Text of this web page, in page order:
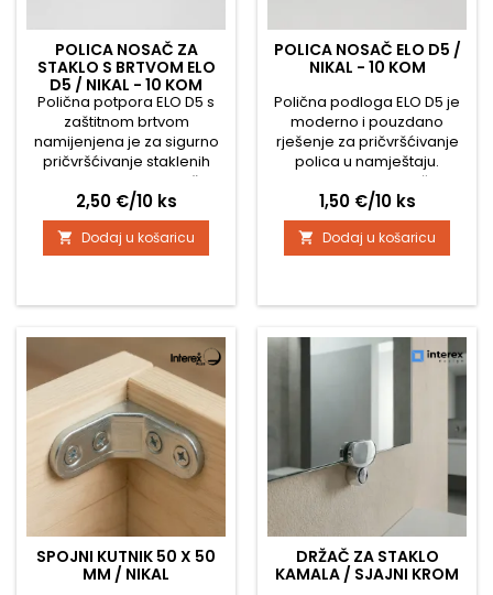
POLICA NOSAČ ZA
STAKLO S BRTVOM ELO
D5 / NIKAL - 10 KOM
Polična potpora ELO D5 s
zaštitnom brtvom
namijenjena je za sigurno
pričvršćivanje staklenih
polica. Mekana brtva štiti
staklo od ogrebotina,
povećava njegovu
stabilnost i pomaže
spriječiti neželjeno
brtve obično koriste za
poboljšanje njihovog
pričvršćivanja. Potpora je
namijenjena za montažu u
otvor...
Cijena
2,50 €/10 ks
 Dodaj u košaricu
POLICA NOSAČ ELO D5 /
NIKAL - 10 KOM
Polična podloga ELO D5 je
moderno i pouzdano
rješenje za pričvršćivanje
polica u namještaju.
Elegantni dizajn s nježnom
rebrastom teksturom daje
podlozi moderan izgled i
istovremeno osigurava
stabilnu potporu za police u
knjižnicama ili kuhinjskim
namijenjena za montažu u
otvor promjera 5 mm i u
Cijena
1,50 €/10 ks
 Dodaj u košaricu
SPOJNI KUTNIK 50 X 50
MM / NIKAL
DRŽAČ ZA STAKLO
KAMALA / SJAJNI KROM